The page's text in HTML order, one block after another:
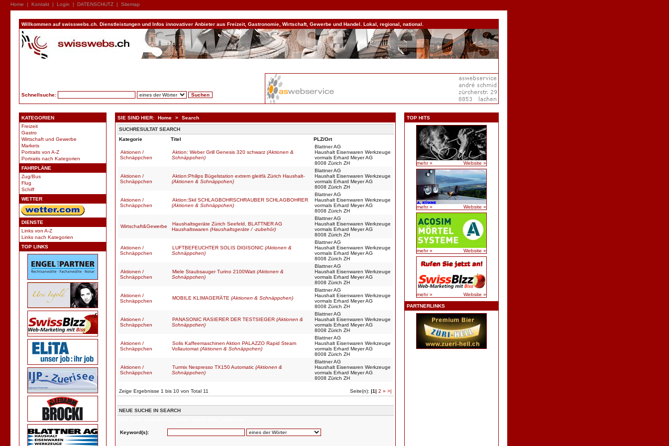
Home | Kontakt | Login | DATENSCHUTZ | Sitemap
Willkommen auf swisswebs.ch. Dienstleistungen und Infos innovativer Anbieter aus Freizeit, Gastronomie, Wirtschaft, Gewerbe und Handel. Lokal, regional, national.
Schnellsuche:
KATEGORIEN
Freizeit
Gastro
Wirtschaft und Gewerbe
Markets
Portraits von A-Z
Portraits nach Kategorien
FAHRPLÄNE
Zug/Bus
Flug
Schiff
WETTER
DIENSTE
Links von A-Z
Links nach Kategorien
TOP LINKS
SIE SIND HIER: Home > Search
SUCHRESULTAT SEARCH
Kategorie
Titel PLZ/Ort
Aktionen /
Schnäppchen
Aktion: Weber Grill Genesis 320 schwarz (Aktionen &
Schnäppchen)
Blattner AG
Haushalt Eisenwaren Werkzeuge
vormals Erhard Meyer AG
8008 Zürich ZH
Aktionen /
Schnäppchen
Aktion:Philips Bügelstation extrem gleitfä Zürich Haushalt-
(Aktionen & Schnäppchen)
Blattner AG
Haushalt Eisenwaren Werkzeuge
vormals Erhard Meyer AG
8008 Zürich ZH
Aktionen /
Schnäppchen
Aktion:Skil SCHLAGBOHRSCHRAUBER SCHLAGBOHRER
(Aktionen & Schnäppchen)
Blattner AG
Haushalt Eisenwaren Werkzeuge
vormals Erhard Meyer AG
8008 Zürich ZH
Wirtschaft&Gewerbe
Haushaltsgeräte Zürich Seefeld, BLATTNER AG
Haushaltswaren (Haushaltsgeräte / -zubehör)
Blattner AG
Haushalt Eisenwaren Werkzeuge
vormals Erhard Meyer AG
8008 Zürich ZH
Aktionen /
Schnäppchen
LUFTBEFEUCHTER SOLIS DIGISONIC (Aktionen &
Schnäppchen)
Blattner AG
Haushalt Eisenwaren Werkzeuge
vormals Erhard Meyer AG
8008 Zürich ZH
Aktionen /
Schnäppchen
Miele Staubsauger Turino 2100Watt (Aktionen &
Schnäppchen)
Blattner AG
Haushalt Eisenwaren Werkzeuge
vormals Erhard Meyer AG
8008 Zürich ZH
Aktionen /
Schnäppchen
MOBILE KLIMAGERÄTE (Aktionen & Schnäppchen)
Blattner AG
Haushalt Eisenwaren Werkzeuge
vormals Erhard Meyer AG
8008 Zürich ZH
Aktionen /
Schnäppchen
PANASONIC RASIERER DER TESTSIEGER (Aktionen &
Schnäppchen)
Blattner AG
Haushalt Eisenwaren Werkzeuge
vormals Erhard Meyer AG
8008 Zürich ZH
Aktionen /
Schnäppchen
Solis Kaffeemaschinen Aktion PALAZZO Rapid Steam
Vollautomat (Aktionen & Schnäppchen)
Blattner AG
Haushalt Eisenwaren Werkzeuge
vormals Erhard Meyer AG
8008 Zürich ZH
Aktionen /
Schnäppchen
Turmix Nespresso TX150 Automatic (Aktionen &
Schnäppchen)
Blattner AG
Haushalt Eisenwaren Werkzeuge
vormals Erhard Meyer AG
8008 Zürich ZH
Zeige Ergebnisse 1 bis 10 von Total 11 Seite(n): |1| 2 » >|
NEUE SUCHE IN SEARCH
Keyword(s):
TOP HITS
mehr » Website »
mehr » Website »
mehr » Website »
mehr » Website »
PARTNERLINKS